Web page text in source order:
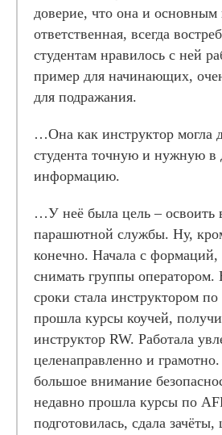
доверие, что она и
ответственная, всегда
студентам нравилось с ней
пример для начинающих,
для подражания.
…Она как инструктор могла
студента точную и нужную
информацию.
…У неё была цель – освоить
парашютной службы. Ну,
конечно. Начала с формаций,
снимать группы
сроки стала инструктором
прошла курсы коучей,
инструктор RW. Работала
целенаправленно и
большое внимание
недавно прошла курсы по
подготовилась, сдала